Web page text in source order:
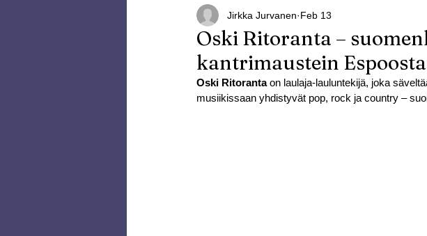
Oski Ritoranta –
kantrimaustein Espoosta
Jirkka Jurvanen Feb 13
Oski Ritoranta on laulaja-lauluntekijä, joka
musiikissaan yhdistyvät pop, rock ja country –